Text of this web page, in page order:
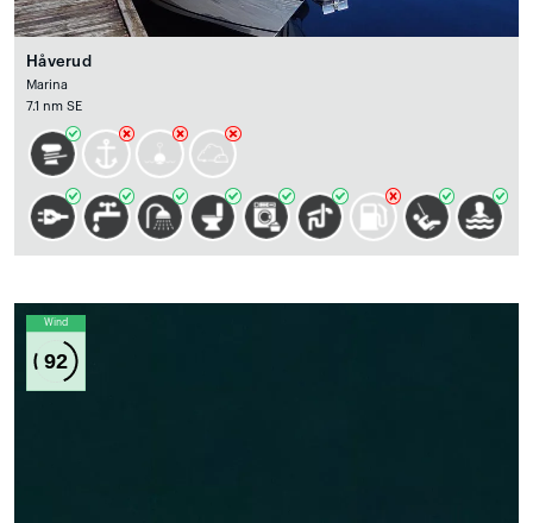
Håverud
Marina
7.1 nm SE
Wind
92